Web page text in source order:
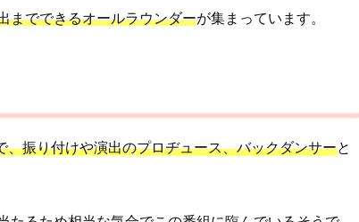
までできるオールラウンダーが集まっています。
振り付けや演出のプロヂュース、バックダンサーと